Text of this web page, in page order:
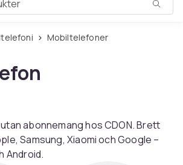
Mobiltelefoner
abonnemang hos CDON. Brett
Samsung, Xiaomi och Google –
Android.